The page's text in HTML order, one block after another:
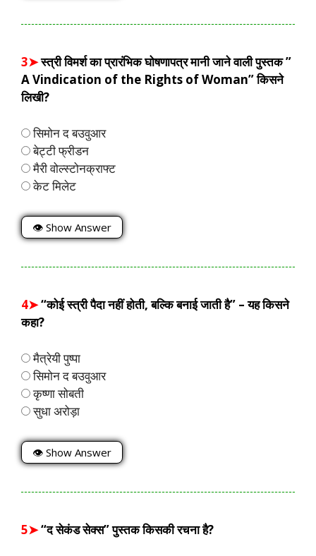
3➤स्त्री विमर्श का प्रारंभिक घोषणापत्र मानी जाने वाली पुस्तक ”
A Vindication of the Rights of Woman” किसने
लिखी?
सिमोन द बउवुआर
बेट्टी फ्रीडन
मैरी वोल्स्टोनक्राफ्ट
केट मिलेट
👁 Show Answer
4➤“कोई स्त्री पैदा नहीं होती, बल्कि बनाई जाती है” – यह किसने
कहा?
मैत्रेयी पुष्पा
सिमोन द बउवुआर
कृष्णा सोबती
सुधा अरोड़ा
👁 Show Answer
5➤“द सेकंड सेक्स” पुस्तक किसकी रचना है?